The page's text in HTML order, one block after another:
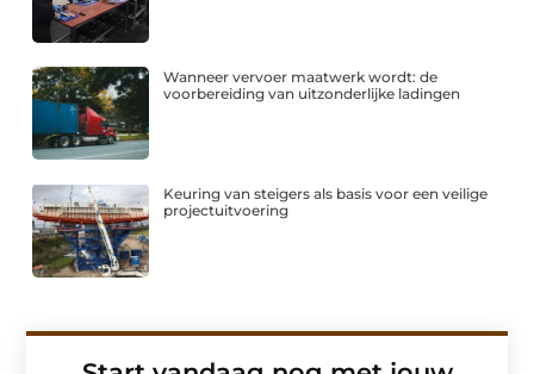
Wanneer vervoer maatwerk wordt: de
voorbereiding van uitzonderlijke ladingen
Keuring van steigers als basis voor een veilige
projectuitvoering